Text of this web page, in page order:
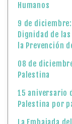
Humanos
9 de
Dignidad de
la Prevención
08 de
Palestina
15 aniversario
Palestina por